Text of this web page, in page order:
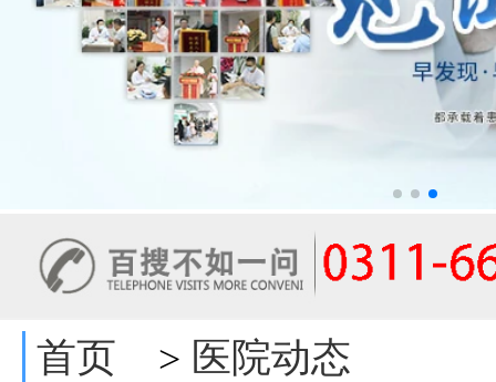
首页 > 医院动态